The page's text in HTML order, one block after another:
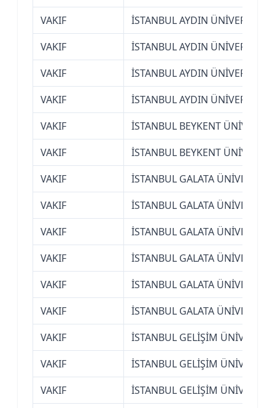
VAKIF
İSTANBUL AYDIN ÜNİVERSİTESİ
VAKIF
İSTANBUL AYDIN ÜNİVERSİTESİ
VAKIF
İSTANBUL AYDIN ÜNİVERSİTESİ
VAKIF
İSTANBUL AYDIN ÜNİVERSİTESİ
VAKIF
İSTANBUL BEYKENT
VAKIF
İSTANBUL BEYKENT
VAKIF
İSTANBUL GALATA
VAKIF
İSTANBUL GALATA
VAKIF
İSTANBUL GALATA
VAKIF
İSTANBUL GALATA
VAKIF
İSTANBUL GALATA
VAKIF
İSTANBUL GALATA
VAKIF
İSTANBUL GELİŞİM
VAKIF
İSTANBUL GELİŞİM
VAKIF
İSTANBUL GELİŞİM